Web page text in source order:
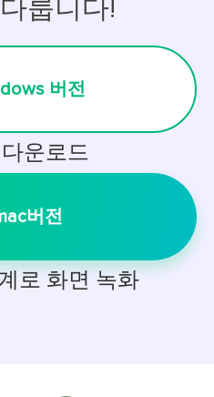
룹니다!
버전
운로드
버전
로 화면 녹화